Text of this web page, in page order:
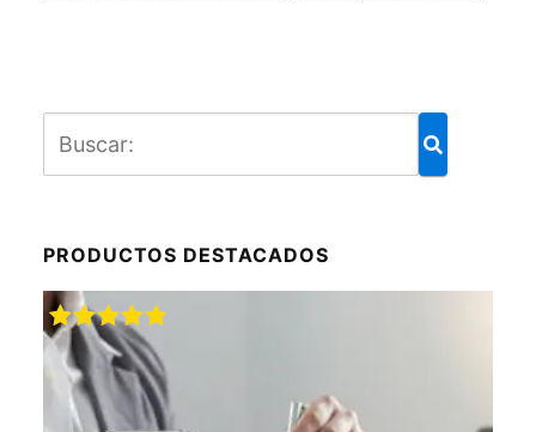
PRODUCTOS DESTACADOS
Valorado
con
5.00de